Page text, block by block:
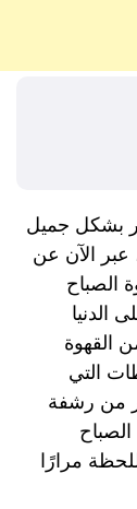
بشكل جميل
عبر الآن عن
الصباح
الدنيا
القهوة
التي
من رشفة
مرارًا